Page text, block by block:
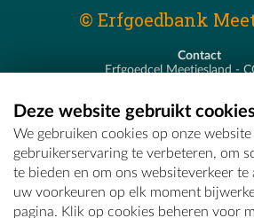
© Erfgoedbank
Contact
Erfgoedcel Meetjesland -
T - 09 373 75 96
E -
Deze website gebruikt
We gebruiken cookies op onze
gebruikerservaring te verbeteren, om
te bieden en om ons websiteverkeer
uw voorkeuren op elk moment
pagina. Klik op cookies beheren voor